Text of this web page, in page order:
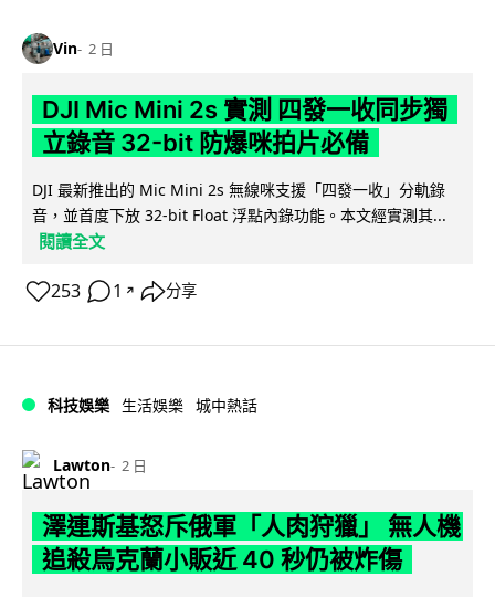
Vin 2 日
DJI Mic Mini 2s 實測 四發一收同步獨
立錄音 32-bit 防爆咪拍片必備
DJI 最新推出的 Mic Mini 2s 無線咪支援「四發一收」分軌錄
音，並首度下放 32-bit Float 浮點內錄功能。本文經實測其...
閱讀全文
253 1 ↗ 分享
科技娛樂 生活娛樂 城中熱話
Lawton 2 日
澤連斯基怒斥俄軍「人肉狩獵」 無人機
追殺烏克蘭小販近 40 秒仍被炸傷